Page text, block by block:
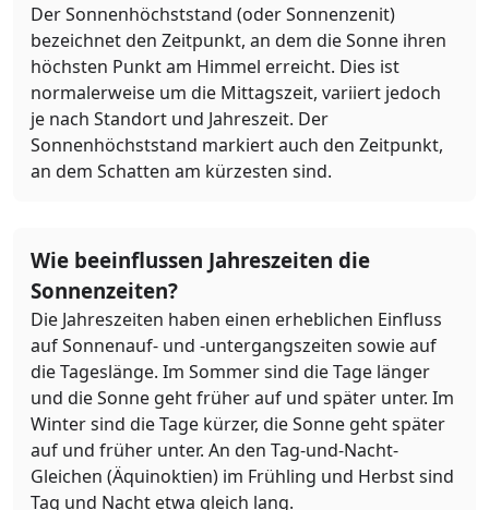
Der Sonnenhöchststand (oder Sonnenzenit)
bezeichnet den Zeitpunkt, an dem die Sonne ihren
höchsten Punkt am Himmel erreicht. Dies ist
normalerweise um die Mittagszeit, variiert jedoch
je nach Standort und Jahreszeit. Der
Sonnenhöchststand markiert auch den Zeitpunkt,
an dem Schatten am kürzesten sind.
Wie beeinflussen Jahreszeiten die
Sonnenzeiten?
Die Jahreszeiten haben einen erheblichen Einfluss
auf Sonnenauf- und -untergangszeiten sowie auf
die Tageslänge. Im Sommer sind die Tage länger
und die Sonne geht früher auf und später unter. Im
Winter sind die Tage kürzer, die Sonne geht später
auf und früher unter. An den Tag-und-Nacht-
Gleichen (Äquinoktien) im Frühling und Herbst sind
Tag und Nacht etwa gleich lang.